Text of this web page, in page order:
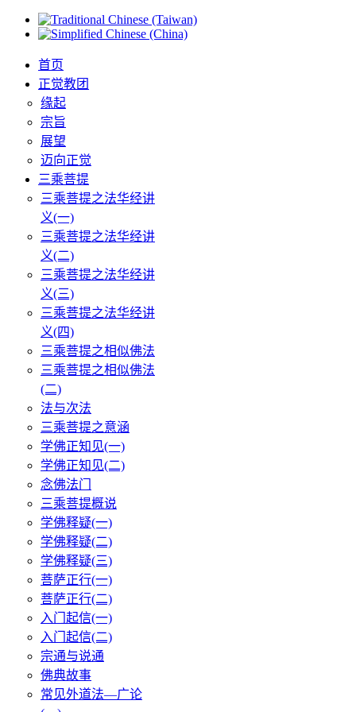
首页
正觉教团
缘起
宗旨
展望
迈向正觉
三乘菩提
三乘菩提之法华经讲
义(一)
三乘菩提之法华经讲
义(二)
三乘菩提之法华经讲
义(三)
三乘菩提之法华经讲
义(四)
三乘菩提之相似佛法
三乘菩提之相似佛法
(二)
法与次法
三乘菩提之意涵
学佛正知见(一)
学佛正知见(二)
念佛法门
三乘菩提概说
学佛释疑(一)
学佛释疑(二)
学佛释疑(三)
菩萨正行(一)
菩萨正行(二)
入门起信(一)
入门起信(二)
宗通与说通
佛典故事
常见外道法—广论